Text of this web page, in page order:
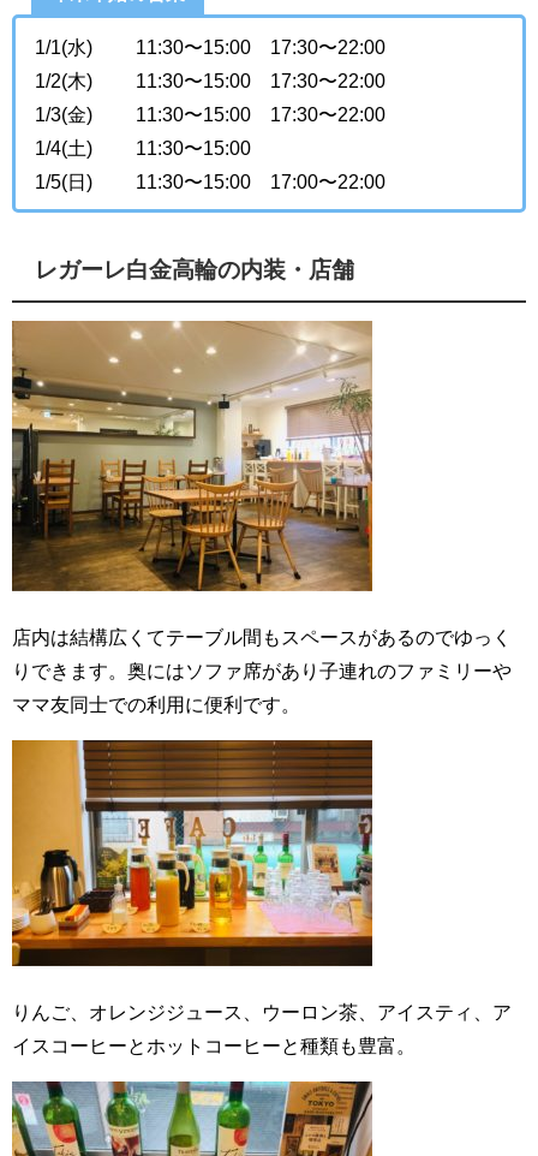
1/1(水) 11:30〜15:00 17:30〜22:00
1/2(木) 11:30〜15:00 17:30〜22:00
1/3(金) 11:30〜15:00 17:30〜22:00
1/4(土) 11:30〜15:00
1/5(日) 11:30〜15:00 17:00〜22:00
レガーレ白金高輪の内装・店舗
店内は結構広くてテーブル間もスペースがあるのでゆっく
りできます。奥にはソファ席があり子連れのファミリーや
ママ友同士での利用に便利です。
りんご、オレンジジュース、ウーロン茶、アイスティ、ア
イスコーヒーとホットコーヒーと種類も豊富。